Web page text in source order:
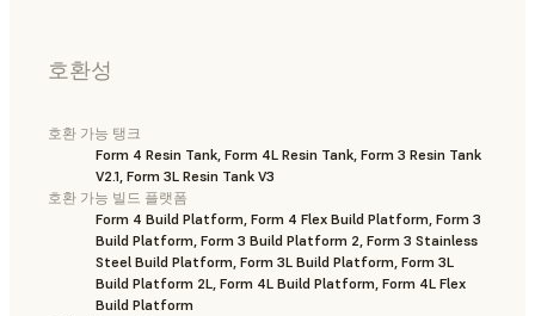
호환성
호환 가능 탱크
Form 4 Resin Tank, Form 4L Resin Tank, Form 3 Resin Tank
V2.1, Form 3L Resin Tank V3
호환 가능 빌드 플랫폼
Form 4 Build Platform, Form 4 Flex Build Platform, Form 3
Build Platform, Form 3 Build Platform 2, Form 3 Stainless
Steel Build Platform, Form 3L Build Platform, Form 3L
Build Platform 2L, Form 4L Build Platform, Form 4L Flex
Build Platform